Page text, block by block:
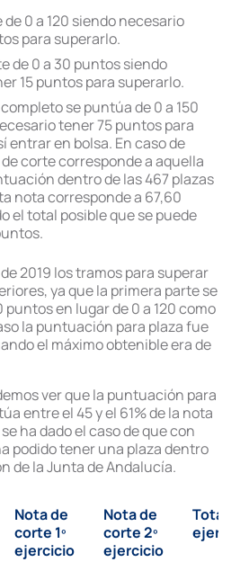
0 a 120 siendo necesario
para superarlo.
de 0 a 30 puntos siendo
15 puntos para superarlo.
se puntúa de 0 a 150
tener 75 puntos para
entrar en bolsa. En caso de
corte corresponde a aquella
dentro de las 467 plazas
nota corresponde a 67,60
el total posible que se puede
2019 los tramos para superar
ya que la primera parte se
en lugar de 0 a 120 como
la puntuación para plaza fue
el máximo obtenible era de
ver que la puntuación para
entre el 45 y el 61% de la nota
ha dado el caso de que con
podido tener una plaza dentro
de la Junta de Andalucía.
Nota de
corte 1º
ejercicio
Nota de
corte 2º
ejercicio
Total